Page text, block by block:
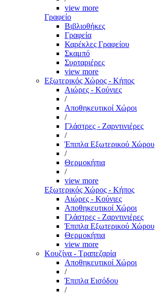
view more
Γραφείο
Βιβλιοθήκες
Γραφεία
Καρέκλες Γραφείου
Σκαμπό
Συρταριέρες
view more
Εξωτερικός Χώρος - Κήπος
Αιώρες - Κούνιες
/
Αποθηκευτικοί Χώροι
/
Γλάστρες - Ζαρντινιέρες
/
Έπιπλα Εξωτερικού Χώρου
/
Θερμοκήπια
/
view more
Εξωτερικός Χώρος - Κήπος
Αιώρες - Κούνιες
Αποθηκευτικοί Χώροι
Γλάστρες - Ζαρντινιέρες
Έπιπλα Εξωτερικού Χώρου
Θερμοκήπια
view more
Κουζίνα - Τραπεζαρία
Αποθηκευτικοί Χώροι
/
Έπιπλα Εισόδου
/